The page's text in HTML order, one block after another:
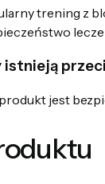
trening z
istnieją
jest